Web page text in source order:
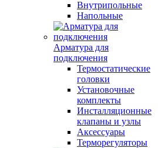
Внутрипольные
Напольные
Арматура для
подключения
Термостатические
головки
Установочные
комплекты
Инсталляционные
клапаны и узлы
Аксессуары
Терморегуляторы